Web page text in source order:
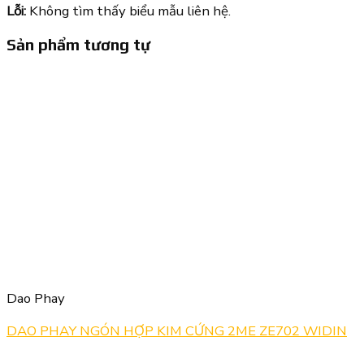
Lỗi: Không tìm thấy biểu mẫu liên hệ.
Sản phẩm tương tự
Dao Phay
DAO PHAY NGÓN HỢP KIM CỨNG 2ME ZE702 WIDIN